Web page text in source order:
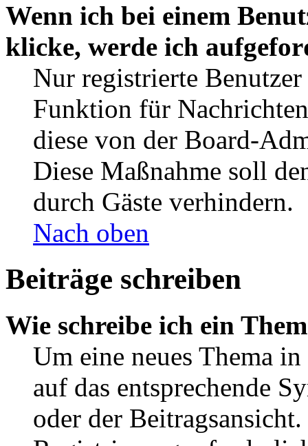
Wenn ich bei einem
klicke, werde ich
Nur registrierte
Funktion für
diese von der Board-
Diese Maßnahme soll
durch Gäste verhindern.
Nach oben
Beiträge schreiben
Wie schreibe ich ein
Um eine neues Thema
auf das entsprechende
oder der